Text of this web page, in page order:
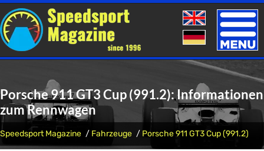
Toggle
Porsche 911 GT3 Cup (991.2): Informationen
zum Rennwagen
Speedsport Magazine Fahrzeuge Porsche 911 GT3 Cup (991.2)